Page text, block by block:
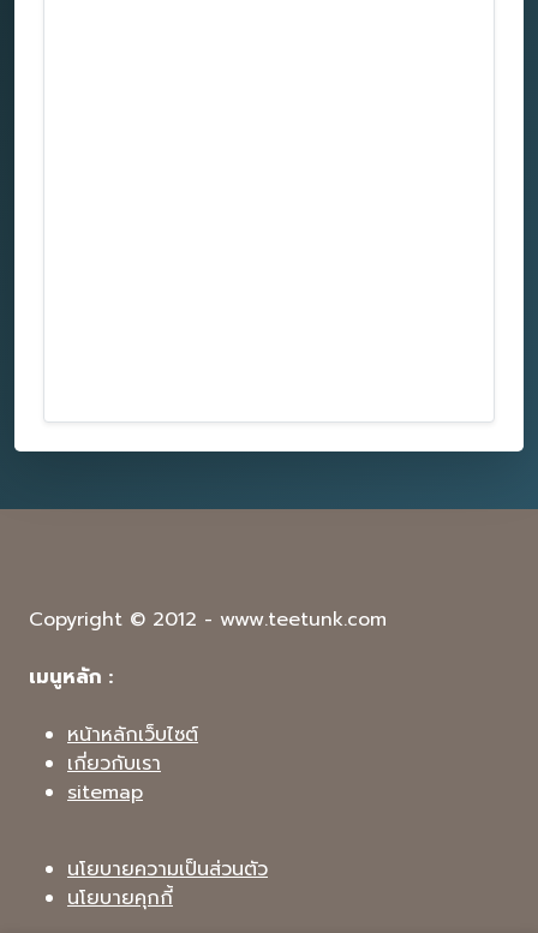
Copyright © 2012 - www.teetunk.com
เมนูหลัก :
หน้าหลักเว็บไซต์
เกี่ยวกับเรา
sitemap
นโยบายความเป็นส่วนตัว
นโยบายคุกกี้